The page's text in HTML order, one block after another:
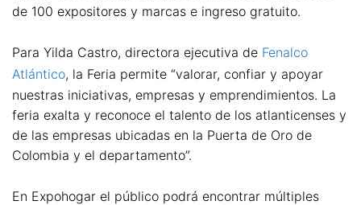
de 100 expositores y marcas e ingreso gratuito.
Para Yilda Castro, directora ejecutiva de Fenalco
Atlántico, la Feria permite “valorar, confiar y apoyar
nuestras iniciativas, empresas y emprendimientos. La
feria exalta y reconoce el talento de los atlanticenses y
de las empresas ubicadas en la Puerta de Oro de
Colombia y el departamento”.
En Expohogar el público podrá encontrar múltiples